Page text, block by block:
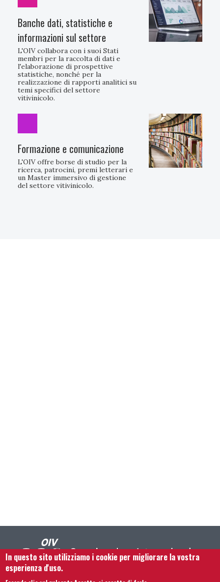
Banche dati, statistiche e
informazioni sul settore
L'OIV collabora con i suoi Stati
membri per la raccolta di dati e
l'elaborazione di prospettive
statistiche, nonché per la
realizzazione di rapporti analitici su
temi specifici del settore
vitivinicolo.
Formazione e comunicazione
L'OIV offre borse di studio per la
ricerca, patrocini, premi letterari e
un Master immersivo di gestione
del settore vitivinicolo.
In questo sito utilizziamo i cookie per migliorare la vostra
esperienza d'uso.